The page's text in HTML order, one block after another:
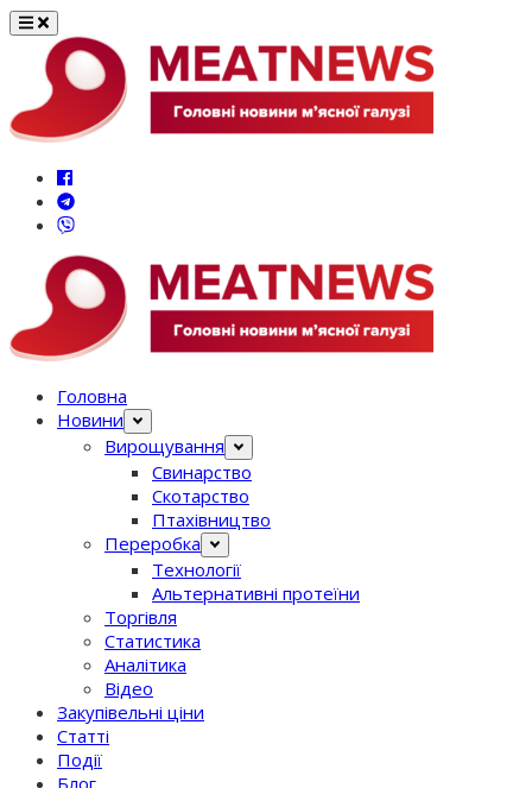
Перейти
вмісту
Головна
Новини
Вирощування
Свинарство
Скотарство
Птахівництво
Переробка
Технології
Альтернативні протеїни
Торгівля
Статистика
Аналітика
Відео
Закупівельні ціни
Статті
Події
Блог